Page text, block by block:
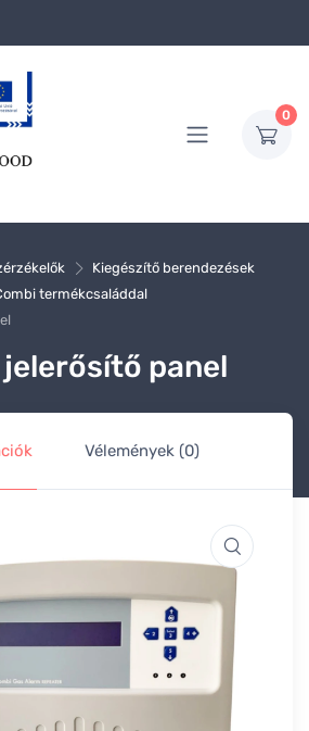
0
Kiegészítő berendezések
termékcsaláddal
jelerősítő panel
Vélemények (0)